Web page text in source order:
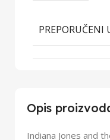
Opis
Indiana Jones and
PREPORUČENI